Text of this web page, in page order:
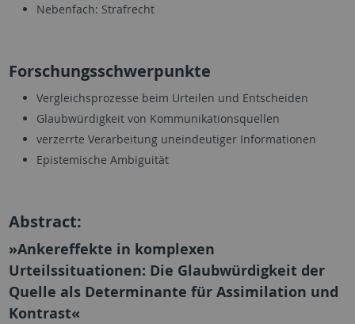
Nebenfach: Strafrecht
Forschungsschwerpunkte
Vergleichsprozesse beim Urteilen und Entscheiden
Glaubwürdigkeit von Kommunikationsquellen
verzerrte Verarbeitung uneindeutiger Informationen
Epistemische Ambiguität
Abstract:
»Ankereffekte in komplexen
Urteilssituationen: Die Glaubwürdigkeit der
Quelle als Determinante für Assimilation und
Kontrast«